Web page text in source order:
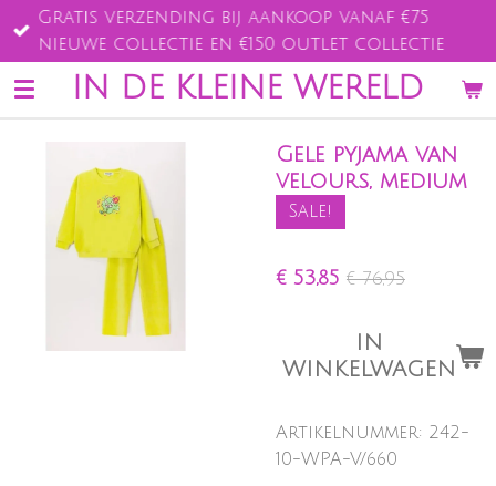
Ga
direct
naar
de
IN DE KLEINE WERELD
Gratis verzending bij aankoop vanaf €75
nieuwe collectie en €150 outlet collectie
Gele pyjama van
velours, medium
Sale!
€ 53,85 € 76,95
IN
WINKELWAGEN
Artikelnummer: 242-
10-WPA-V/660